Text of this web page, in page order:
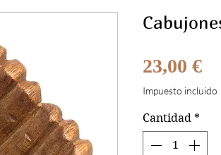
23,00 €
Impuesto incluido
Cantidad *